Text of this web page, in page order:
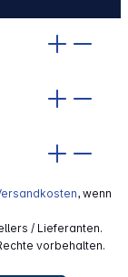
, wenn
/ Lieferanten.
vorbehalten.